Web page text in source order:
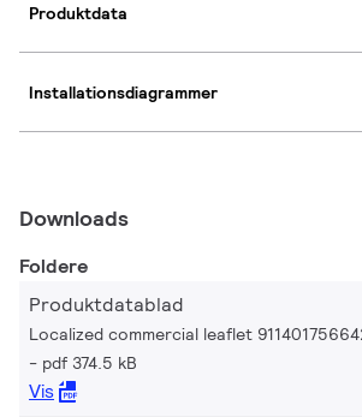
Produktdata
Installationsdiagrammer
Downloads
Foldere
Produktdatablad
Localized commercial leaflet
pdf 374.5 kB
Vis